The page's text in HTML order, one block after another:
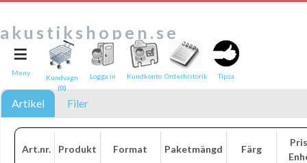
akustikshopen.se
Artikel Filer
Art.nr. Produkt Format Paketmängd Färg
≡
Meny
Kundvagn
(0)
Logga in Kundkonto Orderhistorik Tipsa
Tipsa en vän:
e-post*
Text